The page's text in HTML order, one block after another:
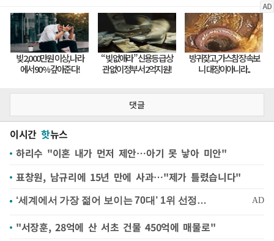
댓글
이시간 핫뉴스
하리수 "이혼 내가 먼저 제안…아기 못 낳아 미안"
표창원, 남규리에 15년 만에 사과…"제가 틀렸습니다"
"서장훈, 28억에 산 서초 건물 450억에 매물로"